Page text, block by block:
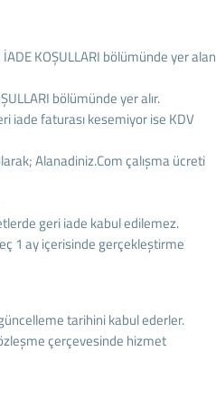
KOŞULLARI bölümünde yer alan
bölümünde yer alır.
iade faturası kesemiyor ise KDV
Alanadiniz.Com çalışma ücreti
geri iade kabul edilemez.
1 ay içerisinde gerçekleştirme
tarihini kabul ederler.
çerçevesinde hizmet